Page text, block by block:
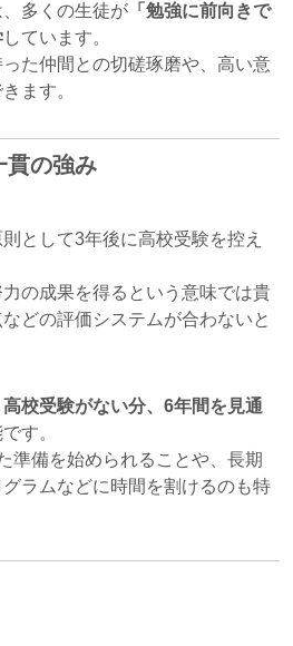
多くの生徒が 「勉強に前向きで
しています。
た仲間との切磋琢磨や、高い意
ます。
貫の強み
として3年後に高校受験を控え
の成果を得るという意味では貴
どの評価システムが合わないと
高校受験がない分、6年間を見通
す。
準備を始められることや、長期
ラムなどに時間を割けるのも特